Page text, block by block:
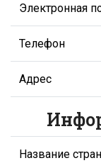
Электронная
Телефон
Адрес
Название